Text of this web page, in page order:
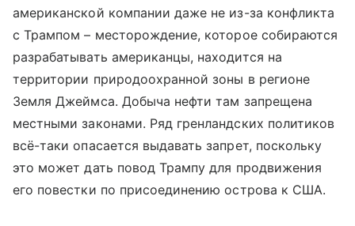
американской компании даже не из-за конфликта
с Трампом – месторождение, которое собираются
разрабатывать американцы, находится на
территории природоохранной зоны в регионе
Земля Джеймса. Добыча нефти там запрещена
местными законами. Ряд гренландских политиков
всё-таки опасается выдавать запрет, поскольку
это может дать повод Трампу для продвижения
его повестки по присоединению острова к США.